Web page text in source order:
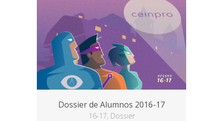
Dossier de Alumnos 2016-17
16-17, Dossier